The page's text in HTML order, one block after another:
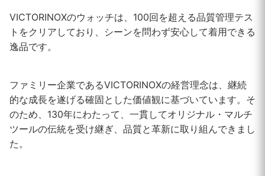
VICTORINOXのウォッチは、100回を超える品質管理テス
トをクリアしており、シーンを問わず安心して着用できる
逸品です。
ファミリー企業であるVICTORINOXの経営理念は、継続
的な成長を遂げる確固とした価値観に基づいています。そ
のため、130年にわたって、一貫してオリジナル・マルチ
ツールの伝統を受け継ぎ、品質と革新に取り組んできまし
た。